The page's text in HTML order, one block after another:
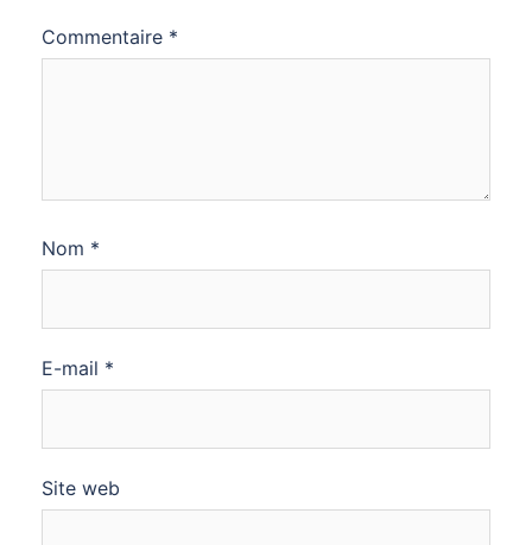
Commentaire *
Nom *
E-mail *
Site web